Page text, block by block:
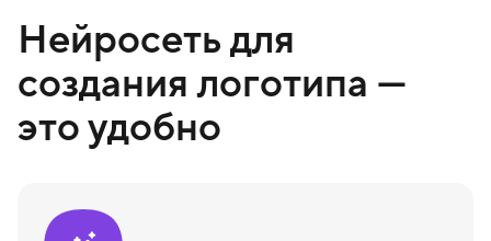
Нейросеть для
создания логотипа —
это удобно